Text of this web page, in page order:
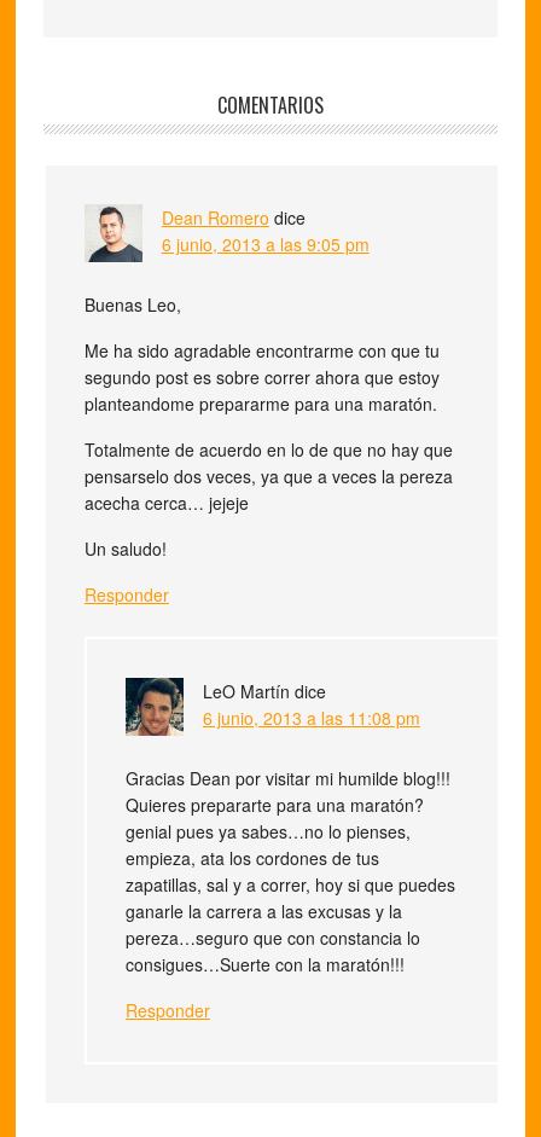
COMENTARIOS
Dean Romero dice
6 junio, 2013 a las 9:05 pm
Buenas Leo,
Me ha sido agradable encontrarme con que tu
segundo post es sobre correr ahora que estoy
planteandome prepararme para una maratón.
Totalmente de acuerdo en lo de que no hay que
pensarselo dos veces, ya que a veces la pereza
acecha cerca… jejeje
Un saludo!
Responder
LeO Martín dice
6 junio, 2013 a las 11:08 pm
Gracias Dean por visitar mi humilde blog!!!
Quieres prepararte para una maratón?
genial pues ya sabes…no lo pienses,
empieza, ata los cordones de tus
zapatillas, sal y a correr, hoy si que puedes
ganarle la carrera a las excusas y la
pereza…seguro que con constancia lo
consigues…Suerte con la maratón!!!
Responder